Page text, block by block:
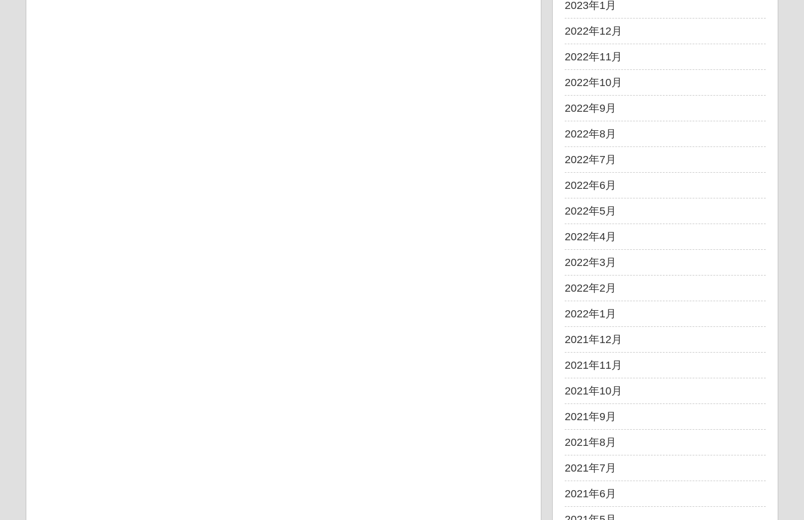
2023年1月
2022年12月
2022年11月
2022年10月
2022年9月
2022年8月
2022年7月
2022年6月
2022年5月
2022年4月
2022年3月
2022年2月
2022年1月
2021年12月
2021年11月
2021年10月
2021年9月
2021年8月
2021年7月
2021年6月